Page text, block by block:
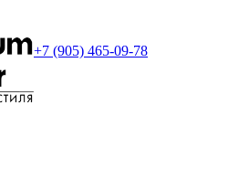
+7 (905) 465-09-78